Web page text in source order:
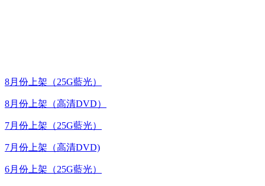
8月份上架（25G藍光）
8月份上架（高清DVD）
7月份上架（25G藍光）
7月份上架（高清DVD)
6月份上架（25G藍光）